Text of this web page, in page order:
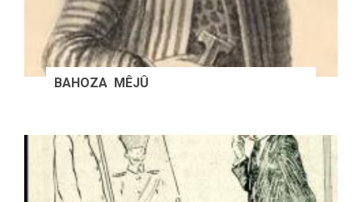
BAHOZA MÊJÛ